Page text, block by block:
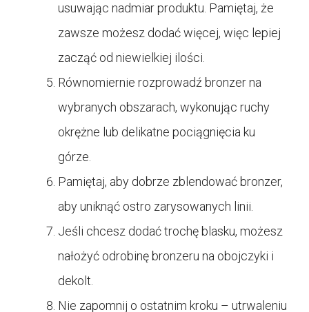
usuwając nadmiar produktu. Pamiętaj, że
zawsze możesz dodać więcej, więc lepiej
zacząć od niewielkiej ilości.
Równomiernie rozprowadź bronzer na
wybranych obszarach, wykonując ruchy
okrężne lub delikatne pociągnięcia ku
górze.
Pamiętaj, aby dobrze zblendować bronzer,
aby uniknąć ostro zarysowanych linii.
Jeśli chcesz dodać trochę blasku, możesz
nałożyć odrobinę bronzeru na obojczyki i
dekolt.
Nie zapomnij o ostatnim kroku – utrwaleniu